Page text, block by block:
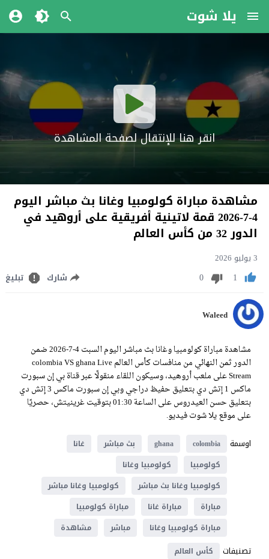
يلا شوت
انقر هنا للإنتقال لصفحة المشاهدة
مشاهدة مباراة كولومبيا وغانا بث مباشر اليوم
4-7-2026 قمة لاتينية أفريقية على أروهيد في
الدور 32 من كأس العالم
3 يوليو 2026
1
0 شارك تبليغ
Waleed
مشاهدة مباراة كولومبيا وغانا بث مباشر اليوم السبت 4-7-2026 ضمن
الدور ثمن النهائي من منافسات كأس العالم colombia VS ghana Live
Stream على ملعب أروهيد، وسيكون اللقاء منقولًا عبر قناة بي إن سبورت
ماكس 1 إتش دي بتعليق حفيظ دراجي وبي إن سبورت ماكس 3 إتش دي
بتعليق حسن العيدروس على الساعة 01:30 بتوقيت غرينيتش، حصريًا
على موقع يلا شوت فيديو.
اوسمة
colombia
ghana بث مباشر
غانا
كولومبيا
كولومبيا وغانا
كولومبيا وغانا بث مباشر
كولومبيا وغانا مباشر
مباراة
مباراة غانا
مباراة كولومبيا
مباراة كولومبيا وغانا
مباشر مشاهدة
تصنيفات كأس العالم